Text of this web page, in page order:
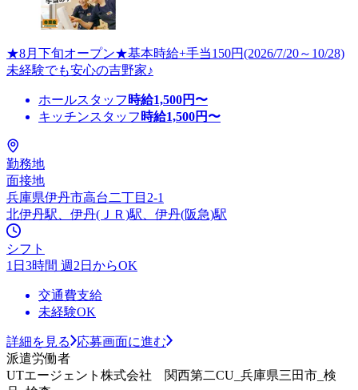
★8月下旬オープン★基本時給+手当150円(2026/7/20～10/28)
未経験でも安心の吉野家♪
ホールスタッフ 時給1,500円〜
キッチンスタッフ 時給1,500円〜
勤務地
面接地
兵庫県伊丹市高台二丁目2-1
北伊丹駅、伊丹(ＪＲ)駅、伊丹(阪急)駅
シフト
1日3時間 週2日からOK
交通費支給
未経験OK
詳細を見る
応募画面に進む
派遣労働者
UTエージェント株式会社 関西第二CU_兵庫県三田市_検